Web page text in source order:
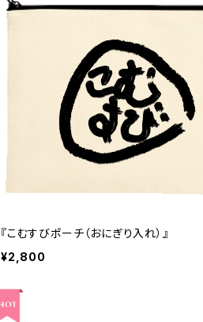
『こむすびポーチ（おにぎり入れ）』
¥2,800